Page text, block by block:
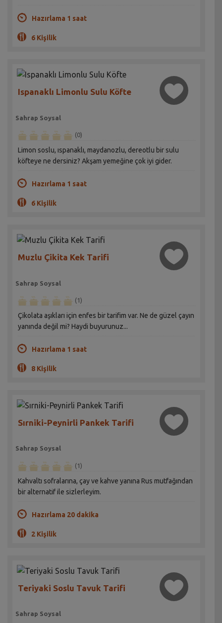
Hazırlama 1 saat
6 Kişilik
Ispanaklı Limonlu Sulu Köfte
Sahrap Soysal
(0)
Limon soslu, ıspanaklı, maydanozlu, dereotlu bir sulu
köfteye ne dersiniz? Akşam yemeğine çok iyi gider.
Hazırlama 1 saat
6 Kişilik
Muzlu Çikita Kek Tarifi
Sahrap Soysal
(1)
Çikolata aşıkları için enfes bir tarifim var. Ne de güzel çayın
yanında değil mi? Haydi buyurunuz...
Hazırlama 1 saat
8 Kişilik
Sırniki-Peynirli Pankek Tarifi
Sahrap Soysal
(1)
Kahvaltı sofralarına, çay ve kahve yanına Rus mutfağından
bir alternatif ile sizlerleyim.
Hazırlama 20 dakika
2 Kişilik
Teriyaki Soslu Tavuk Tarifi
Sahrap Soysal